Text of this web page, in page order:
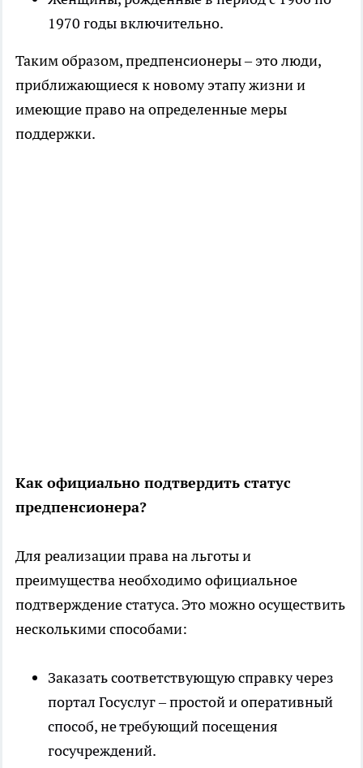
1970 годы включительно.
Таким образом, предпенсионеры – это люди,
приближающиеся к новому этапу жизни и
имеющие право на определенные меры
поддержки.
Как официально подтвердить статус
предпенсионера?
Для реализации права на льготы и
преимущества необходимо официальное
подтверждение статуса. Это можно осуществить
несколькими способами:
Заказать соответствующую справку через
портал Госуслуг – простой и оперативный
способ, не требующий посещения
госучреждений.